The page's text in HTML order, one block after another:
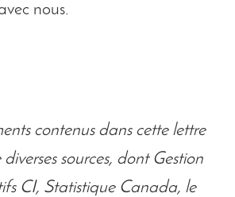
nous.
contenus dans cette lettre
sources, dont Gestion
CI, Statistique Canada, le